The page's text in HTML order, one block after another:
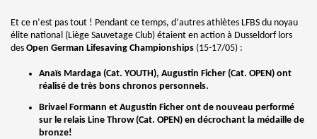
Et ce n’est pas tout ! Pendant ce temps, d’autres athlètes LFBS du noyau
élite national (Liège Sauvetage Club) étaient en action à Dusseldorf lors
des Open German Lifesaving Championships (15-17/05) :
Anaïs Mardaga (Cat. YOUTH), Augustin Ficher (Cat. OPEN) ont
réalisé de très bons chronos personnels.
Brivael Formann et Augustin Ficher ont de nouveau performé
sur le relais Line Throw (Cat. OPEN) en décrochant la médaille de
bronze!